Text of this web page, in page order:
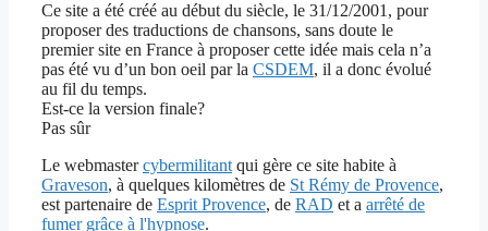
Ce site a été créé au début du siècle, le 31/12/2001, pour
proposer des traductions de chansons, sans doute le
premier site en France à proposer cette idée mais cela n’a
pas été vu d’un bon oeil par la CSDEM, il a donc évolué
au fil du temps.
Est-ce la version finale?
Pas sûr
Le webmastercybermilitant qui gère ce site habite à
Graveson, à quelques kilomètres de St Rémy de Provence,
est partenaire de Esprit Provence, de RAD et a arrêté de
fumer grâce à l'hypnose.